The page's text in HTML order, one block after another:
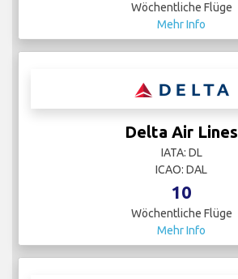
Wöchentliche Flüge
Mehr Info
Delta Air Lines
IATA: DL
ICAO: DAL
10
Wöchentliche Flüge
Mehr Info